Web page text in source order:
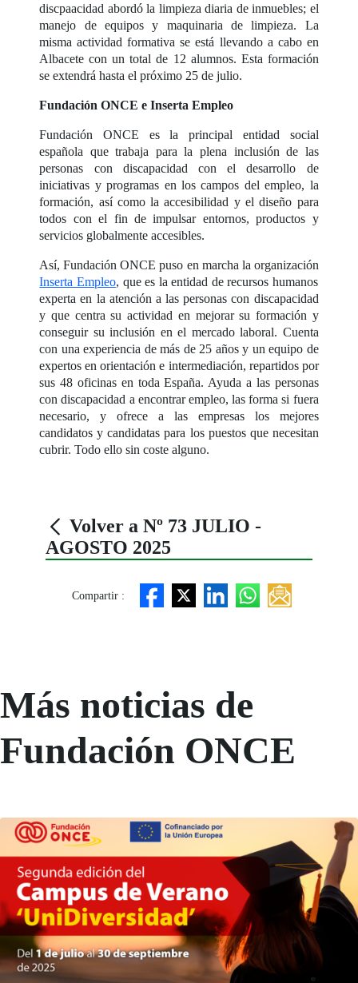
discpaacidad abordó la limpieza diaria de inmuebles; el
manejo de equipos y maquinaria de limpieza. La
misma actividad formativa se está llevando a cabo en
Albacete con un total de 12 alumnos. Esta formación
se extendrá hasta el próximo 25 de julio.
Fundación ONCE e Inserta Empleo
Fundación ONCE es la principal entidad social
española que trabaja para la plena inclusión de las
personas con discapacidad con el desarrollo de
iniciativas y programas en los campos del empleo, la
formación, así como la accesibilidad y el diseño para
todos con el fin de impulsar entornos, productos y
servicios globalmente accesibles.
Así, Fundación ONCE puso en marcha la organización
Inserta Empleo, que es la entidad de recursos humanos
experta en la atención a las personas con discapacidad
y que centra su actividad en mejorar su formación y
conseguir su inclusión en el mercado laboral. Cuenta
con una experiencia de más de 25 años y un equipo de
expertos en orientación e intermediación, repartidos por
sus 48 oficinas en toda España. Ayuda a las personas
con discapacidad a encontrar empleo, las forma si fuera
necesario, y ofrece a las empresas los mejores
candidatos y candidatas para los puestos que necesitan
cubrir. Todo ello sin coste alguno.
Volver a Nº 73 JULIO -
AGOSTO 2025
Compartir :
Más noticias de
Fundación ONCE